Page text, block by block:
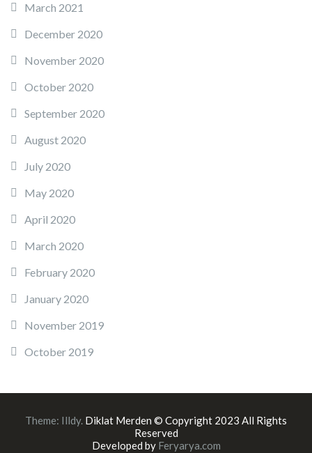
March 2021
December 2020
November 2020
October 2020
September 2020
August 2020
July 2020
May 2020
April 2020
March 2020
February 2020
January 2020
November 2019
October 2019
Theme: Illdy. Diklat Merden © Copyright 2023 All Rights
Reserved
Developed by Feryarya.com